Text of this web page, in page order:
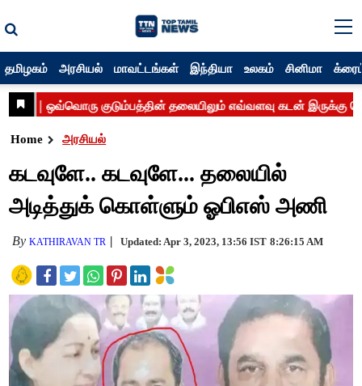
தமிழகம் அரசியல் மாவட்டங்கள் இந்தியா உலகம் சினிமா
Home அரசியல்
கடவுளே.. கடவுளே... தலையில்
அடித்துக் கொள்ளும் ஓபிஎஸ் அணி
ByKATHIRAVAN TR Updated: Apr 3, 2023, 13:56 IST 8:26:15 AM